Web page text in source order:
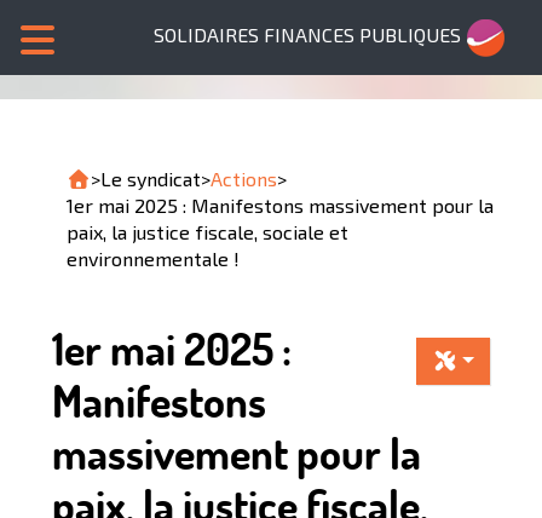
SOLIDAIRES FINANCES PUBLIQUES
>Le syndicat>Actions>
1er mai 2025 : Manifestons massivement pour la
paix, la justice fiscale, sociale et
environnementale !
1er mai 2025 :
Manifestons
massivement pour la
paix, la justice fiscale,